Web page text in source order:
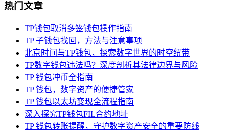
热门文章
TP钱包取消多签钱包操作指南
TP 子钱包找回，方法与注意事项
北京时间与TP钱包，探索数字世界的时空纽带
TP数字钱包违法吗？深度剖析其法律边界与风险
TP 钱包冲币全指南
TP 钱包，数字资产的便捷管家
TP 钱包以太坊变现全流程指南
深入探究TP钱包FIL合约地址
TP 钱包转账提醒，守护数字资产安全的重要防线